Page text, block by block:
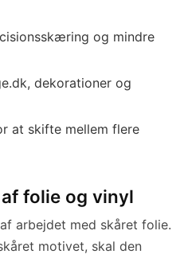
og mindre
dekorationer og
at skifte mellem flere
folie og vinyl
arbejdet med skåret folie.
motivet, skal den